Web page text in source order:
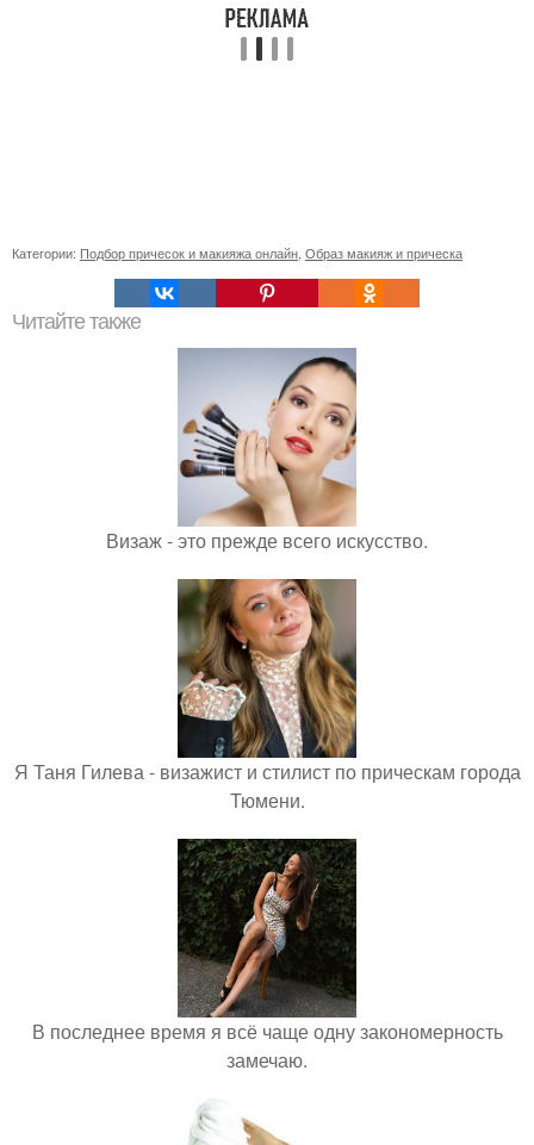
Категории: Подбор причесок и макияжа онлайн Образ макияж и прическа
Читайте также
Визаж - это прежде всего искусство.
Я Таня Гилева - визажист и стилист по прическам города
Тюмени.
В последнее время я всё чаще одну закономерность
замечаю.